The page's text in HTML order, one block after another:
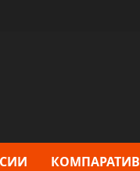
КОМПАРАТИВ